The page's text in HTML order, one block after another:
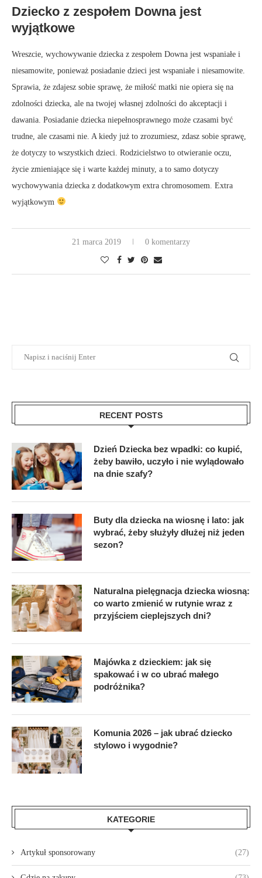
Dziecko z zespołem Downa jest
wyjątkowe
Wreszcie, wychowywanie dziecka z zespołem Downa jest wspaniałe i
niesamowite, ponieważ posiadanie dzieci jest wspaniałe i niesamowite.
Sprawia, że ​​zdajesz sobie sprawę, że miłość matki nie opiera się na
zdolności dziecka, ale na twojej własnej zdolności do akceptacji i
dawania. Posiadanie dziecka niepełnosprawnego może czasami być
trudne, ale czasami nie. A kiedy już to zrozumiesz, zdasz sobie sprawę,
że dotyczy to wszystkich dzieci. Rodzicielstwo to otwieranie oczu,
życie zmieniające się i warte każdej minuty, a to samo dotyczy
wychowywania dziecka z dodatkowym extra chromosomem. Extra
wyjątkowym
21 marca 2019 0 komentarzy
RECENT POSTS
Dzień Dziecka bez wpadki: co kupić,
żeby bawiło, uczyło i nie wylądowało
na dnie szafy?
Buty dla dziecka na wiosnę i lato: jak
wybrać, żeby służyły dłużej niż jeden
sezon?
Naturalna pielęgnacja dziecka wiosną:
co warto zmienić w rutynie wraz z
przyjściem cieplejszych dni?
Majówka z dzieckiem: jak się
spakować i w co ubrać małego
podróżnika?
Komunia 2026 – jak ubrać dziecko
stylowo i wygodnie?
KATEGORIE
Artykuł sponsorowany (27)